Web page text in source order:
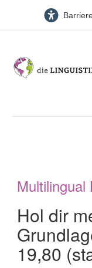
Multilingual
Hol dir
19,80